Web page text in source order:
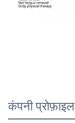
कंपनी प्रोफ़ाइल